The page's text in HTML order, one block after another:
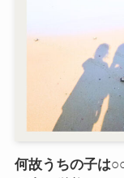
何故うちの子は